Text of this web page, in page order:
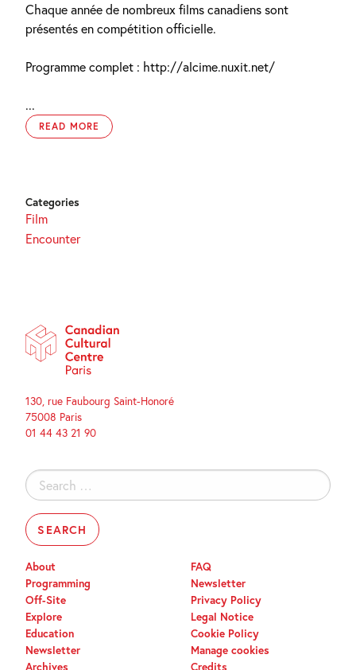
Chaque année de nombreux films canadiens sont
présentés en compétition officielle.
Programme complet : http://alcime.nuxit.net/
...
READ MORE
Categories
Film
Encounter
130, rue Faubourg Saint-Honoré
75008 Paris
01 44 43 21 90
Search
for:
About
Programming
Off-Site
Explore
Education
Newsletter
Archives
FAQ
Newsletter
Privacy Policy
Legal Notice
Cookie Policy
Manage cookies
Credits